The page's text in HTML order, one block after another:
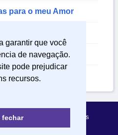
garantir que você
de navegação.
pode prejudicar
recursos.
fechar
para o meu Amor
Sobre Mensagens Mágicas